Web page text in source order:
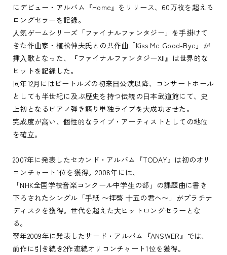
にデビュー・アルバム『Home』をリリース、60万枚を超える
ロングセラーを記録。
⼈気ゲームシリーズ「ファイナルファンタジー」を⼿掛けて
きた作曲家・植松伸夫⽒との共作曲「Kiss Me Good-Bye」が
挿⼊歌となった、『ファイナルファンタジーXII』は世界的な
ヒットを記録した。
同年12⽉にはビートルズの初来⽇公演以降、コンサートホール
としても半世紀に及ぶ歴史を持つ伝統の⽇本武道館にて、史
上初となるピアノ弾き語り単独ライブを⼤成功させた。
完成度が⾼い、個性的なライブ・アーティストとしての地位
を確⽴。
2007年に発表したセカンド・アルバム『TODAY』は初のオリ
コンチャート1位を獲得。2008年には、
「NHK全国学校⾳楽コンクール中学⽣の部」の課題曲に書き
下ろされたシングル「⼿紙 〜拝啓 ⼗五の君へ〜」がプラチナ
ディスクを獲得。世代を超えた⼤ヒットロングセラーとな
る。
翌年2009年に発表したサード・アルバム『ANSWER』では、
前作に引き続き2作連続オリコンチャート1位を獲得。